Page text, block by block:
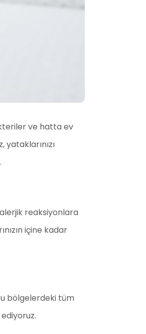
ve hatta ev
yataklarınızı
reaksiyonlara
içine kadar
bölgelerdeki tüm